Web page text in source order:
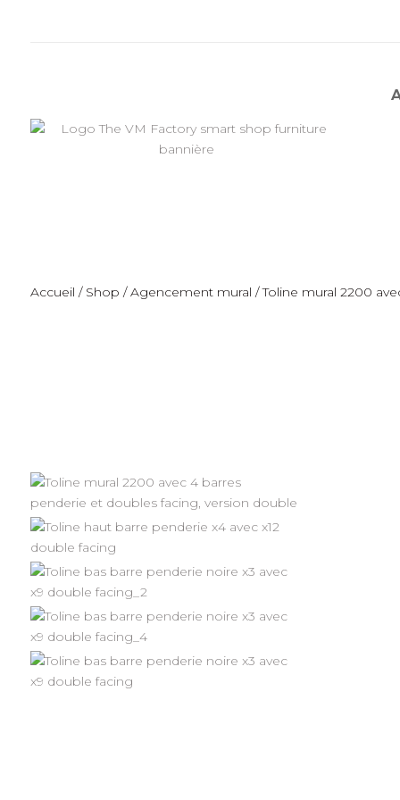
Accueil / Shop /Agencement mural / Toline mural 2200